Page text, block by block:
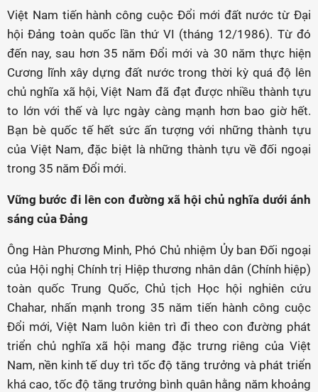
Việt Nam tiến hành công cuộc Đổi mới đất nước từ Đại
hội Đảng toàn quốc lần thứ VI (tháng 12/1986). Từ đó
đến nay, sau hơn 35 năm Đổi mới và 30 năm thực hiện
Cương lĩnh xây dựng đất nước trong thời kỳ quá độ lên
chủ nghĩa xã hội, Việt Nam đã đạt được nhiều thành tựu
to lớn với thế và lực ngày càng mạnh hơn bao giờ hết.
Bạn bè quốc tế hết sức ấn tượng với những thành tựu
của Việt Nam, đặc biệt là những thành tựu về đối ngoại
trong 35 năm Đổi mới.
Vững bước đi lên con đường xã hội chủ nghĩa dưới ánh
sáng của Đảng
Ông Hàn Phương Minh, Phó Chủ nhiệm Ủy ban Đối ngoại
của Hội nghị Chính trị Hiệp thương nhân dân (Chính hiệp)
toàn quốc Trung Quốc, Chủ tịch Học hội nghiên cứu
Chahar, nhấn mạnh trong 35 năm tiến hành công cuộc
Đổi mới, Việt Nam luôn kiên trì đi theo con đường phát
triển chủ nghĩa xã hội mang đặc trưng riêng của Việt
Nam, nền kinh tế duy trì tốc độ tăng trưởng và phát triển
khá cao, tốc độ tăng trưởng bình quân hằng năm khoảng